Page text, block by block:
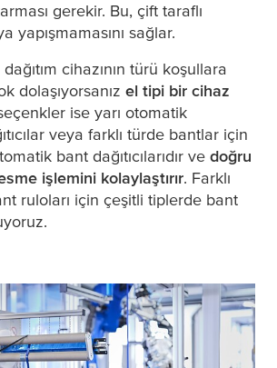
gerekir. Bu, çift taraflı
yapışmamasını sağlar.
cihazının türü koşullara
dolaşıyorsanız el tipi bir cihaz
ise yarı otomatik
veya farklı türde bantlar için
bant dağıtıcılarıdır ve doğru
işlemini kolaylaştırır. Farklı
ruloları için çeşitli tiplerde bant